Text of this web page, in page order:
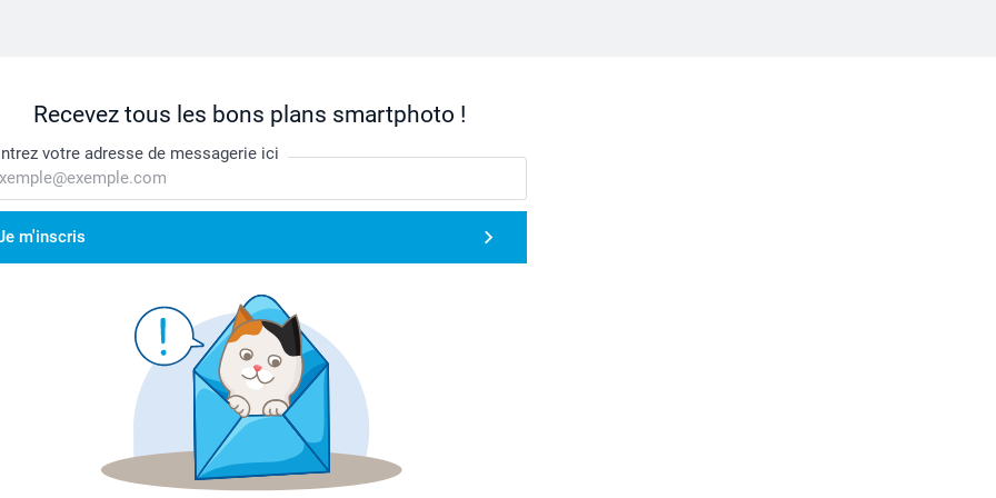
Recevez tous les bons plans smartphoto !
votre adresse de messagerie ici
m'inscris